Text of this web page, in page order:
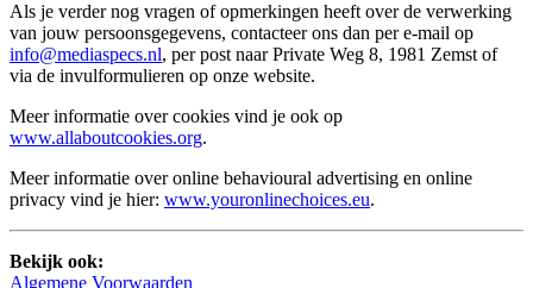
Als je verder nog vragen of opmerkingen heeft over de verwerking
van jouw persoonsgegevens, contacteer ons dan per e-mail op
info@mediaspecs.nl, per post naar Private Weg 8, 1981 Zemst of
via de invulformulieren op onze website.
Meer informatie over cookies vind je ook op
www.allaboutcookies.org.
Meer informatie over online behavioural advertising en online
privacy vind je hier: www.youronlinechoices.eu.
Bekijk ook:
Algemene Voorwaarden